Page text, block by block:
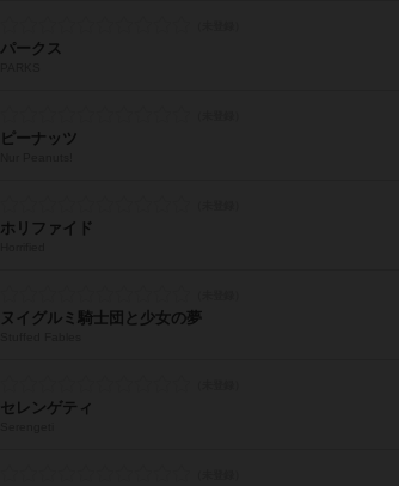
パークス
ピーナッツ
ホリファイド
ヌイグルミ騎士団と少女の夢
セレンゲティ